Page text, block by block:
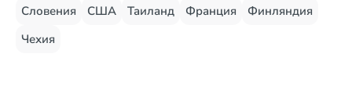
Словения
США Таиланд Франция
Финляндия
Чехия